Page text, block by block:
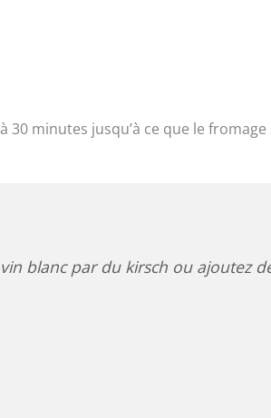
minutes jusqu’à ce que le
blanc par du kirsch ou ajoutez